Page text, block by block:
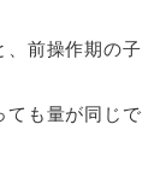
、前操作期の子
ても量が同じで